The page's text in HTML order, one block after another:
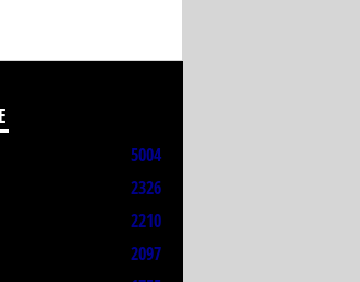
5004
2326
2210
2097